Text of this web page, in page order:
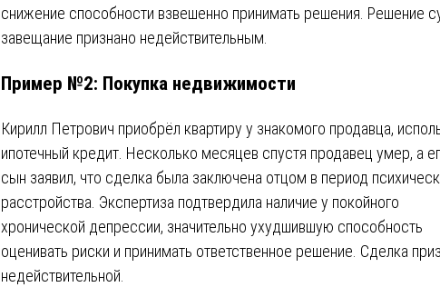
снижение способности взвешенно принимать решения. Решение
завещание признано недействительным.
Пример №2: Покупка недвижимости
Кирилл Петрович приобрёл квартиру у знакомого продавца,
ипотечный кредит. Несколько месяцев спустя продавец умер, а
сын заявил, что сделка была заключена отцом в период
расстройства. Экспертиза подтвердила наличие у покойного
хронической депрессии, значительно ухудшившую способность
оценивать риски и принимать ответственное решение. Сделка
недействительной.